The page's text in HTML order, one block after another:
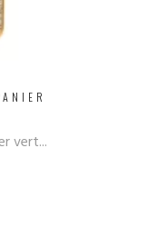
vert...